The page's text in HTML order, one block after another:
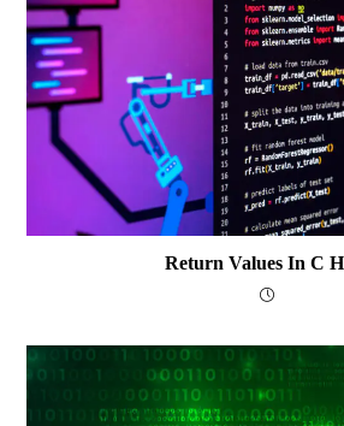
Return Values In C